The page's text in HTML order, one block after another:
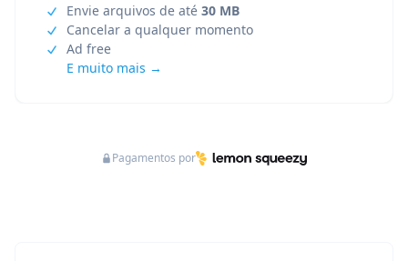
Envie arquivos de até 30 MB
Cancelar a qualquer momento
Ad free
E muito mais →
Pagamentos por